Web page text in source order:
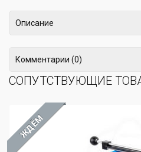
Описание
Комментарии (0)
СОПУТСТВУЮЩИЕ
ЖДЁМ